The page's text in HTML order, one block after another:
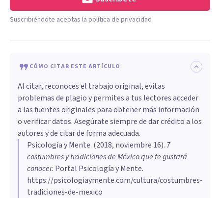
Suscribiéndote aceptas la política de privacidad
CÓMO CITAR ESTE ARTÍCULO
Al citar, reconoces el trabajo original, evitas
problemas de plagio y permites a tus lectores acceder
a las fuentes originales para obtener más información
o verificar datos. Asegúrate siempre de dar crédito a los
autores y de citar de forma adecuada.
Psicología y Mente. (2018, noviembre 16). 7
costumbres y tradiciones de México que te gustará
conocer. Portal Psicología y Mente.
https://psicologiaymente.com/cultura/costumbres-
tradiciones-de-mexico